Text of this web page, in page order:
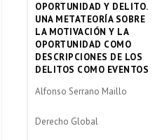
OPORTUNIDAD Y DELITO.
UNA METATEORÍA SOBRE
LA MOTIVACIÓN Y LA
OPORTUNIDAD COMO
DESCRIPCIONES DE LOS
DELITOS COMO EVENTOS
Alfonso Serrano Maillo
Derecho Global